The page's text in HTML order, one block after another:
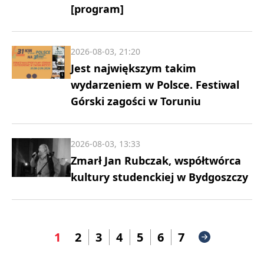
[program]
Jest największym takim
wydarzeniem w Polsce. Festiwal
Górski zagości w Toruniu
2026-08-03, 21:20
Zmarł Jan Rubczak, współtwórca
kultury studenckiej w Bydgoszczy
2026-08-03, 13:33
1 2 3 4 5 6 7